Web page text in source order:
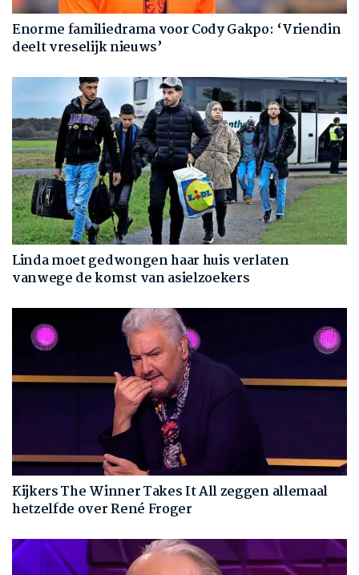
Enorme familiedrama voor Cody Gakpo: ‘Vriendin
deelt vreselijk nieuws’
Linda moet gedwongen haar huis verlaten
vanwege de komst van asielzoekers
Kijkers The Winner Takes It All zeggen allemaal
hetzelfde over René Froger